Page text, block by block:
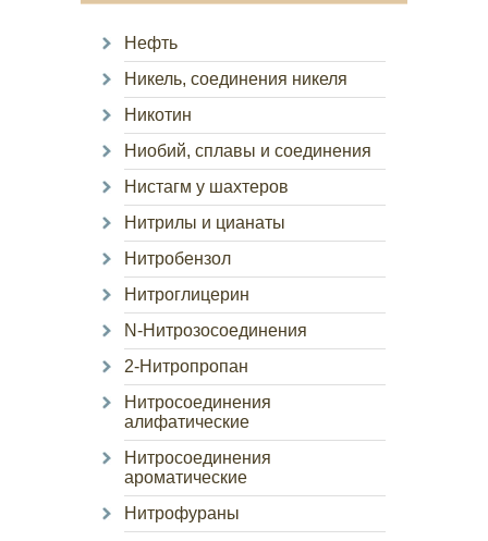
Нефть
Никель, соединения никеля
Никотин
Ниобий, сплавы и соединения
Нистагм у шахтеров
Нитрилы и цианаты
Нитробензол
Нитроглицерин
N-Нитрозосоединения
2-Нитропропан
Нитросоединения
алифатические
Нитросоединения
ароматические
Нитрофураны